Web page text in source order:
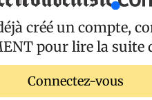
créé un compte,
pour lire la suite
Connectez-vous